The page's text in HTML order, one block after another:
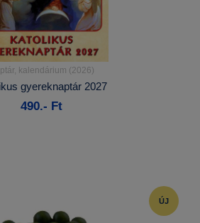
Kosárba
kalendárium (2026)
gyereknaptár 2027
490.- Ft
ÚJ